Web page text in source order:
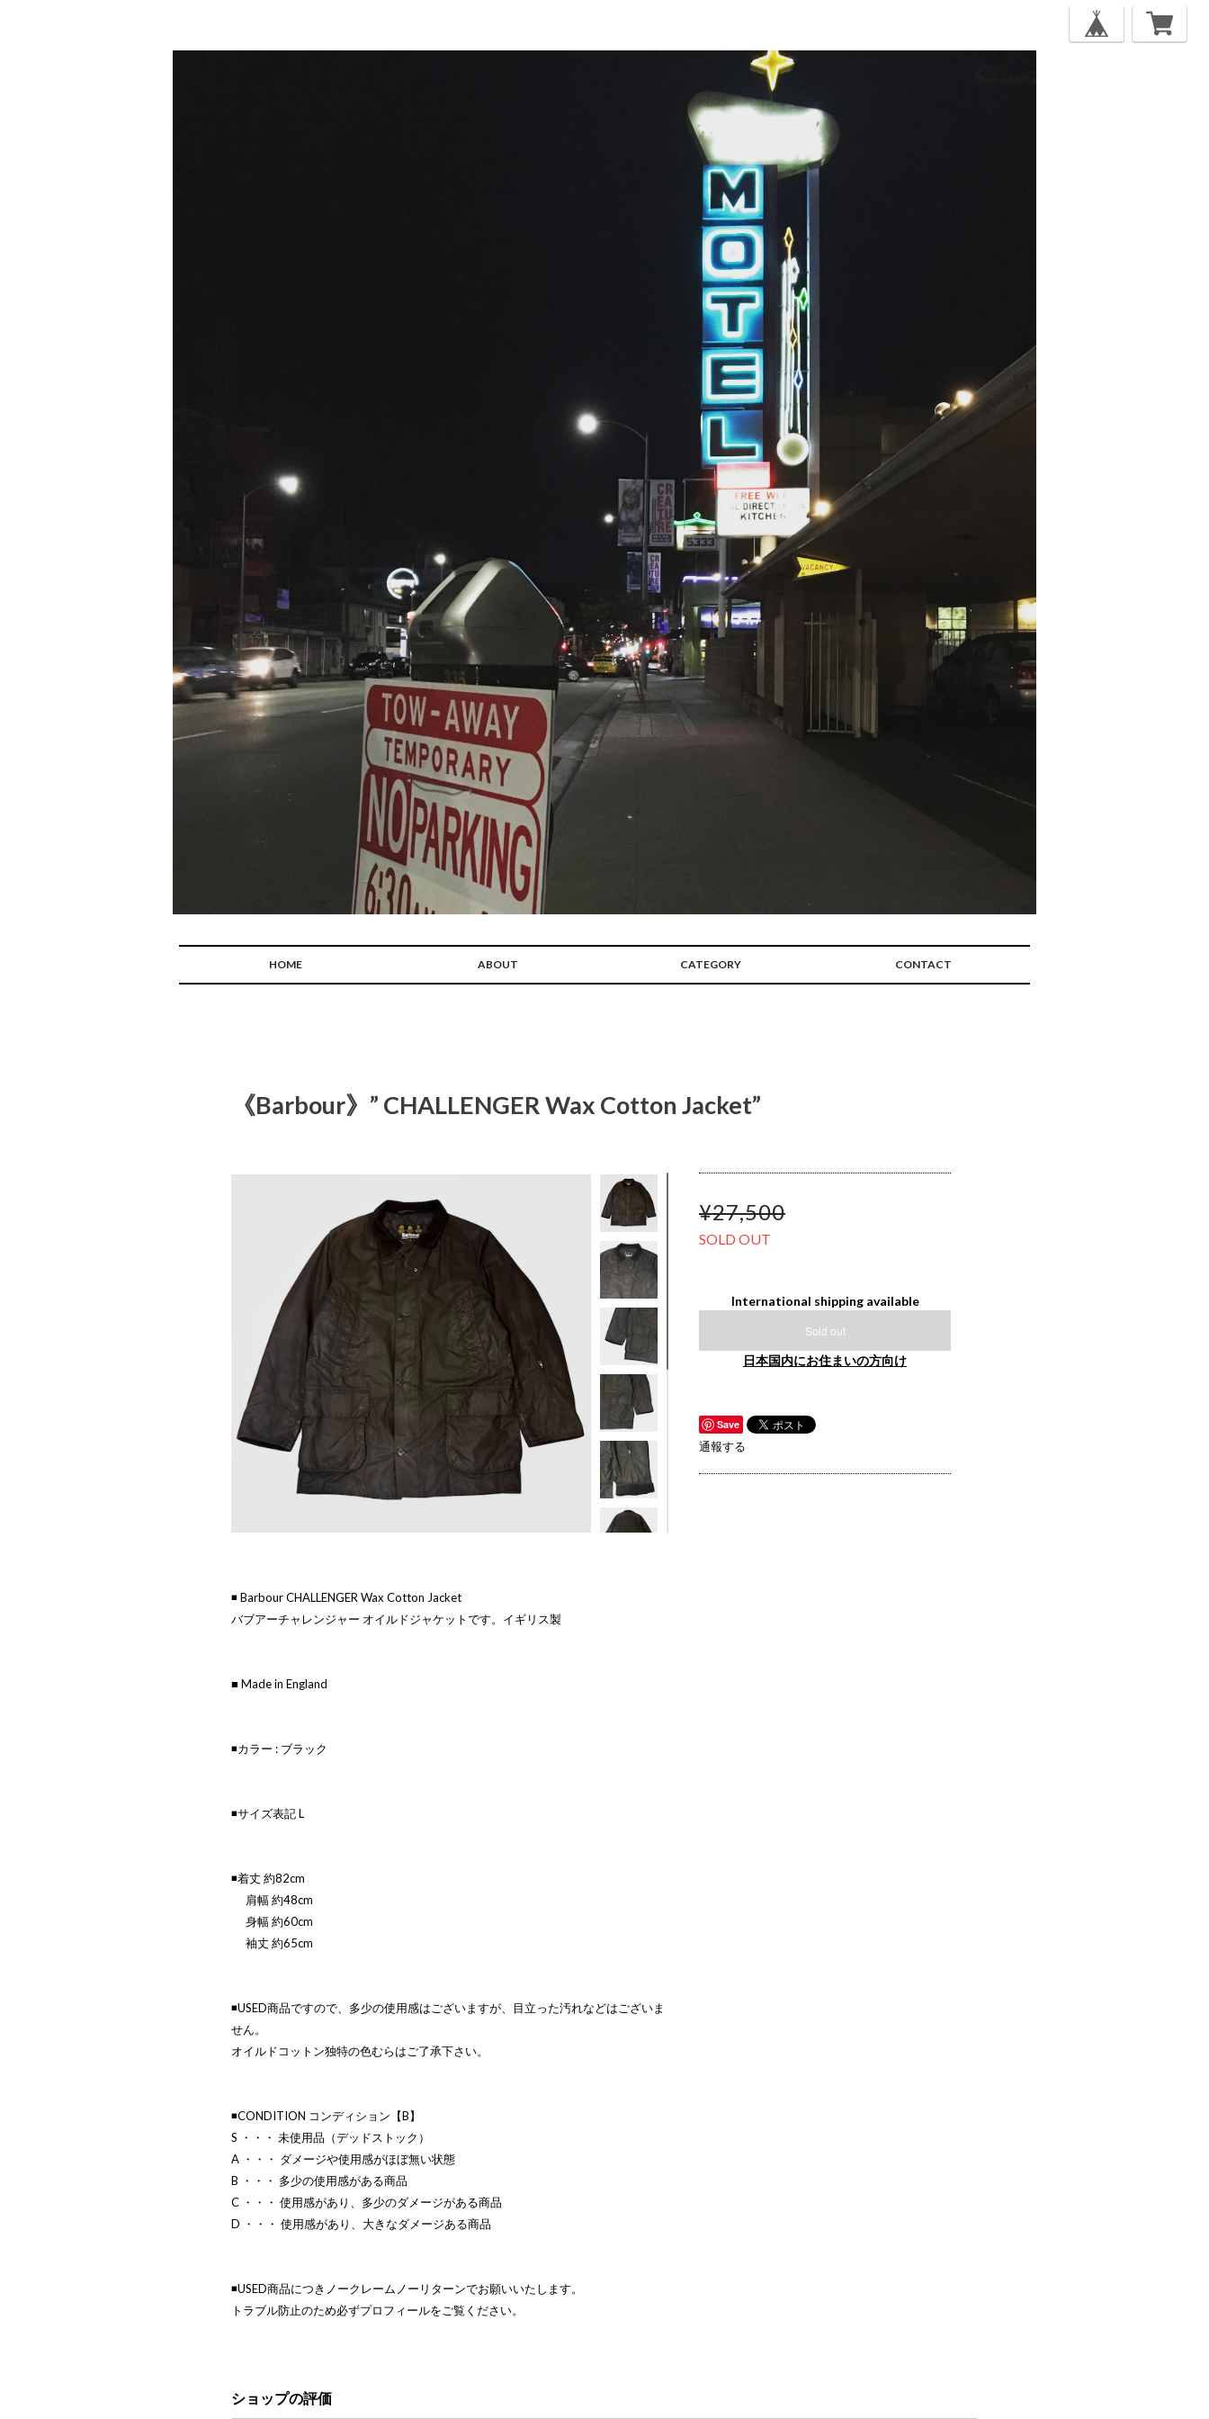
HOME ABOUT CATEGORY CONTACT
《Barbour》” CHALLENGER Wax Cotton Jacket”
◾️ Barbour CHALLENGER Wax Cotton Jacket
バブアーチャレンジャー オイルドジャケットです。イギリス製
■ Made in England
◾️カラー : ブラック
◾️サイズ表記 L
◾️着丈 約82cm
肩幅 約48cm
身幅 約60cm
袖丈 約65cm
◾️USED商品ですので、多少の使用感はございますが、目立った汚れなどはございま
せん。
オイルドコットン独特の色むらはご了承下さい。
◾️CONDITION コンディション【B】
S ・・・ 未使用品（デッドストック）
A ・・・ ダメージや使用感がほぼ無い状態
B ・・・ 多少の使用感がある商品
C ・・・ 使用感があり、多少のダメージがある商品
D ・・・ 使用感があり、大きなダメージある商品
◾️USED商品につきノークレームノーリターンでお願いいたします。
トラブル防止のため必ずプロフィールをご覧ください。
¥27,500
SOLD OUT
International shipping available
Sold out
日本国内にお住まいの方向け
Save
通報する
ショップの評価